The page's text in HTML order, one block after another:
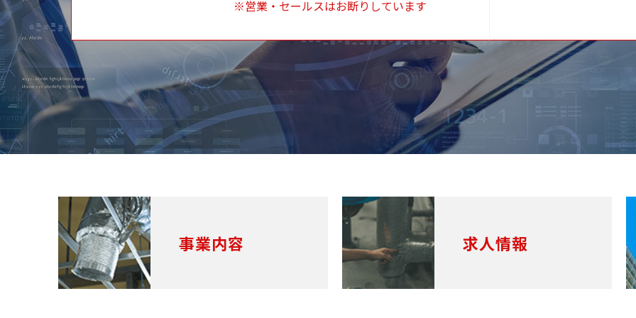
※営業・セールスはお断りしています
事業内容 求人情報